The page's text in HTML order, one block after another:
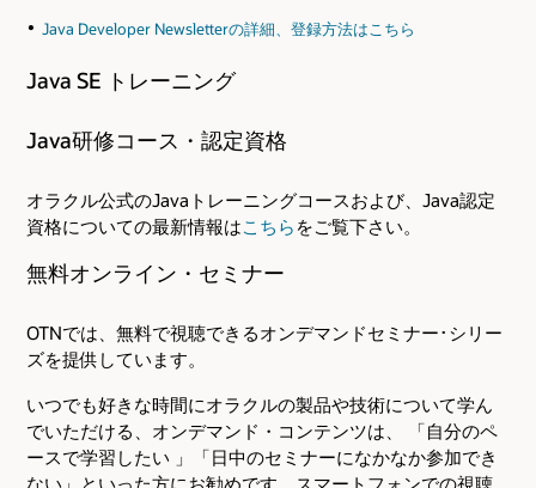
Java Developer Newsletterの詳細、登録方法はこちら
Java SE トレーニング
Java研修コース・認定資格
オラクル公式のJavaトレーニングコースおよび、Java認定
資格についての最新情報はこちら をご覧下さい。
無料オンライン・セミナー
OTNでは、無料で視聴できるオンデマンドセミナー･シリー
ズを提供しています。
いつでも好きな時間にオラクルの製品や技術について学ん
でいただける、オンデマンド・コンテンツは、 「自分のペ
ースで学習したい 」「日中のセミナーになかなか参加でき
ない」といった方にお勧めです。スマートフォンでの視聴